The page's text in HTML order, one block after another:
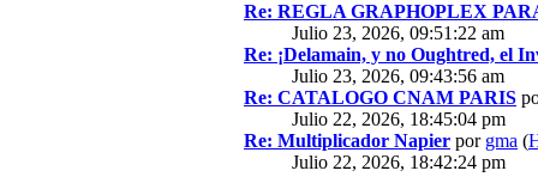
Re: REGLA GRAPHOPLEX
Julio 23, 2026, 09:51:22 am
Re: ¡Delamain, y no Oughtred, el
Julio 23, 2026, 09:43:56 am
Re: CATALOGO CNAM PARIS
Julio 22, 2026, 18:45:04 pm
Re: Multiplicador Napier por gma (
Julio 22, 2026, 18:42:24 pm